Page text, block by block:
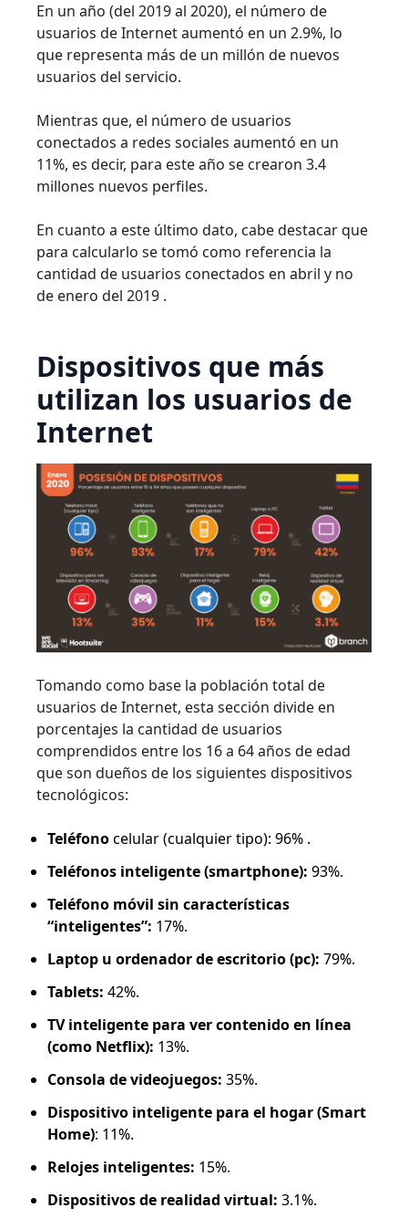
En un año (del 2019 al 2020), el número de
usuarios de Internet aumentó en un 2.9%, lo
que representa más de un millón de nuevos
usuarios del servicio.
Mientras que, el número de usuarios
conectados a redes sociales aumentó en un
11%, es decir, para este año se crearon 3.4
millones nuevos perfiles.
En cuanto a este último dato, cabe destacar que
para calcularlo se tomó como referencia la
cantidad de usuarios conectados en abril y no
de enero del 2019 .
Dispositivos que más
utilizan los usuarios de
Internet
Tomando como base la población total de
usuarios de Internet, esta sección divide en
porcentajes la cantidad de usuarios
comprendidos entre los 16 a 64 años de edad
que son dueños de los siguientes dispositivos
tecnológicos:
Teléfonocelular (cualquier tipo): 96% .
Teléfonos inteligente (smartphone): 93%.
Teléfono móvil sin características
“inteligentes”: 17%.
Laptop u ordenador de escritorio (pc): 79%.
Tablets: 42%.
TV inteligente para ver contenido en línea
(como Netflix): 13%.
Consola de videojuegos: 35%.
Dispositivo inteligente para el hogar (Smart
Home): 11%.
Relojes inteligentes: 15%.
Dispositivos de realidad virtual: 3.1%.